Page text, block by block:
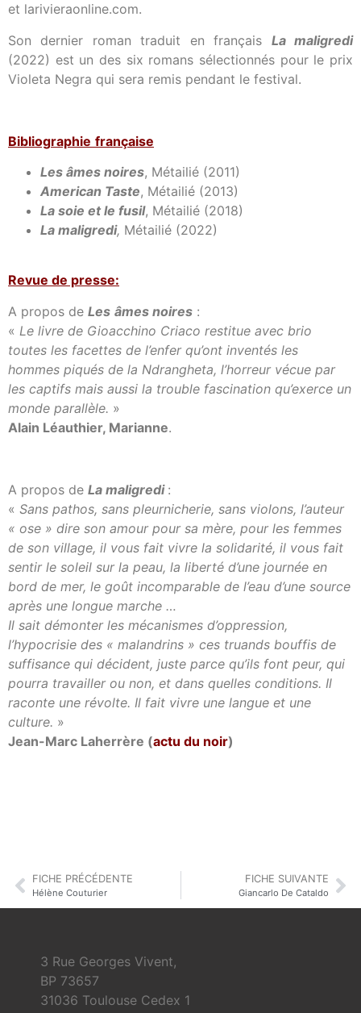
et larivieraonline.com.
Son dernier roman traduit en français La maligredi
(2022) est un des six romans sélectionnés pour le prix
Violeta Negra qui sera remis pendant le festival.
Bibliographie française
Les âmes noires, Métailié (2011)
American Taste, Métailié (2013)
La soie et le fusil, Métailié (2018)
La maligredi, Métailié (2022)
Revue de presse:
A propos de Les âmes noires :
« Le livre de Gioacchino Criaco restitue avec brio
toutes les facettes de l’enfer qu’ont inventés les
hommes piqués de la Ndrangheta, l’horreur vécue par
les captifs mais aussi la trouble fascination qu’exerce un
monde parallèle. »
Alain Léauthier, Marianne.
A propos de La maligredi :
« Sans pathos, sans pleurnicherie, sans violons, l’auteur
« ose » dire son amour pour sa mère, pour les femmes
de son village, il vous fait vivre la solidarité, il vous fait
sentir le soleil sur la peau, la liberté d’une journée en
bord de mer, le goût incomparable de l’eau d’une source
après une longue marche …
Il sait démonter les mécanismes d’oppression,
l’hypocrisie des « malandrins » ces truands bouffis de
suffisance qui décident, juste parce qu’ils font peur, qui
pourra travailler ou non, et dans quelles conditions. Il
raconte une révolte. Il fait vivre une langue et une
culture. »
Jean-Marc Laherrère (actu du noir)
FICHE PRÉCÉDENTE
Hélène Couturier
FICHE SUIVANTE
Giancarlo De Cataldo
3 Rue Georges Vivent,
BP 73657
31036 Toulouse Cedex 1